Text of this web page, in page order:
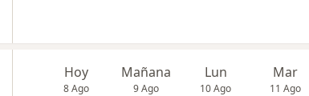
Hoy
8 Ago
Mañana
9 Ago
Lun
10 Ago
Mar
11 Ago